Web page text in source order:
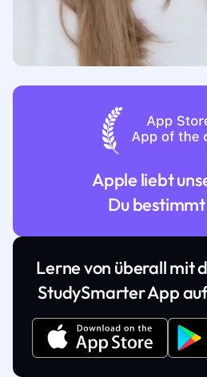
Apple liebt
Du
Lerne von überall mit
StudySmarter App